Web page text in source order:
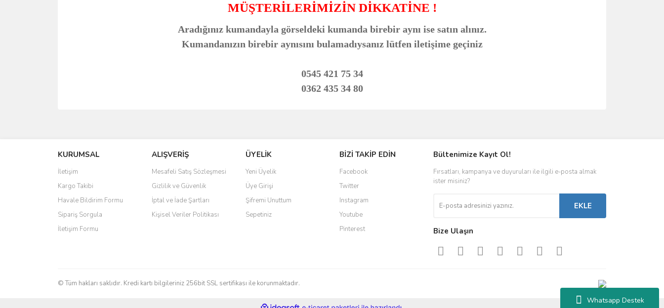
Whatsapp Destek
MÜŞTERİLERİMİZİN DİKKATİNE !
Aradığınız kumandayla görseldeki kumanda birebir aynı ise satın alınız.
Kumandanızın birebir aynısını bulamadıysanız lütfen iletişime geçiniz
0545 421 75 34
0362 435 34 80
Ürün resmi kalitesiz, bozuk veya görüntülenemiyor.
Ürün açıklamasında eksik bilgiler bulunuyor.
Ürün bilgilerinde hatalar bulunuyor.
Ürün fiyatı diğer sitelerden daha pahalı.
Bu ürüne benzer farklı alternatifler olmalı.
KURUMSAL
İletişim
Kargo Takibi
Havale Bildirim Formu
Sipariş Sorgula
İletişim Formu
ALIŞVERİŞ
Mesafeli Satış Sözleşmesi
Gizlilik ve Güvenlik
İptal ve İade Şartları
Kişisel Veriler Politikası
ÜYELİK
Yeni Üyelik
Üye Girişi
Şifremi Unuttum
Sepetiniz
BİZİ TAKİP EDİN
Facebook
Twitter
Instagram
Youtube
Pinterest
Bültenimize Kayıt Ol!
Fırsatları, kampanya ve duyuruları ile ilgili e-posta almak
ister misiniz?
EKLE
Bize Ulaşın
© Tüm hakları saklıdır. Kredi kartı bilgileriniz 256bit SSL sertifikası ile korunmaktadır.